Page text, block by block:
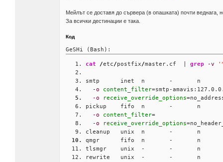
Мейлът се доставя до сървера (в опашката) почти веднага,
За всички дестинации е така.
Код
GeSHi (Bash):
cat /etc/postfix/master.cf  | grep -v
smtp      inet  n       -       n
-o
content_filter=smtp-
-o
receive_override_options
pickup    fifo  n       -
-o
content_filter=
-o
receive_override_options
cleanup   unix  n       -       n
qmgr      fifo  n       -
tlsmgr    unix  -       -
rewrite   unix  -       -       n